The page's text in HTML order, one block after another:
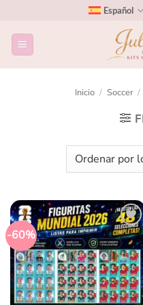
Español
Inicio / Soccer /
-60%
Añadir
a la
lista
de
deseos